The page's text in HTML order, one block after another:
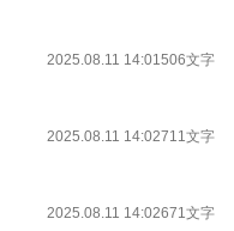
2025.08.11 14:01506文字
2025.08.11 14:02711文字
2025.08.11 14:02671文字